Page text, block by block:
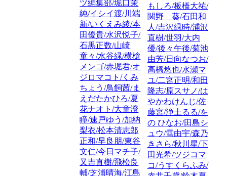
ツ編集部/堀口茉
純/イシイ渡/川端
新/いくえみ綾/本
田優貴/水沢悦子/
石黒正数/山崎
童々/水谷緑/横槍
メンゴ/赤堀君/オ
ジロマコト/くみ
ちょう/鳥飼茜/ま
えだたかひろ/夏
花ナオト/大童澄
瞳/速戸ゆう/加納
梨衣/松本清志郎
正和/早良朋/東谷
文仁/今日マチ子/
又吉直樹/飛松良
輔/芝浦晴海/江島
もしろ/板橋大祐/
関野 葵/石田和
人/吉沢緑時/浦沢
直樹/世羽/大内
優/後々午後/菊池
由芳/日向なつお/
高橋悠也/水瀬マ
ユ/二宮正明/和田
隆志/原スサノ/は
やかわけんじ/佐
藤宮/浄土るる/を
の ひなお/田島シ
ュウ/雪由宇/森乃
きさら/秋川星/下
田光希/ツジコマ
コ/うすくらふみ/